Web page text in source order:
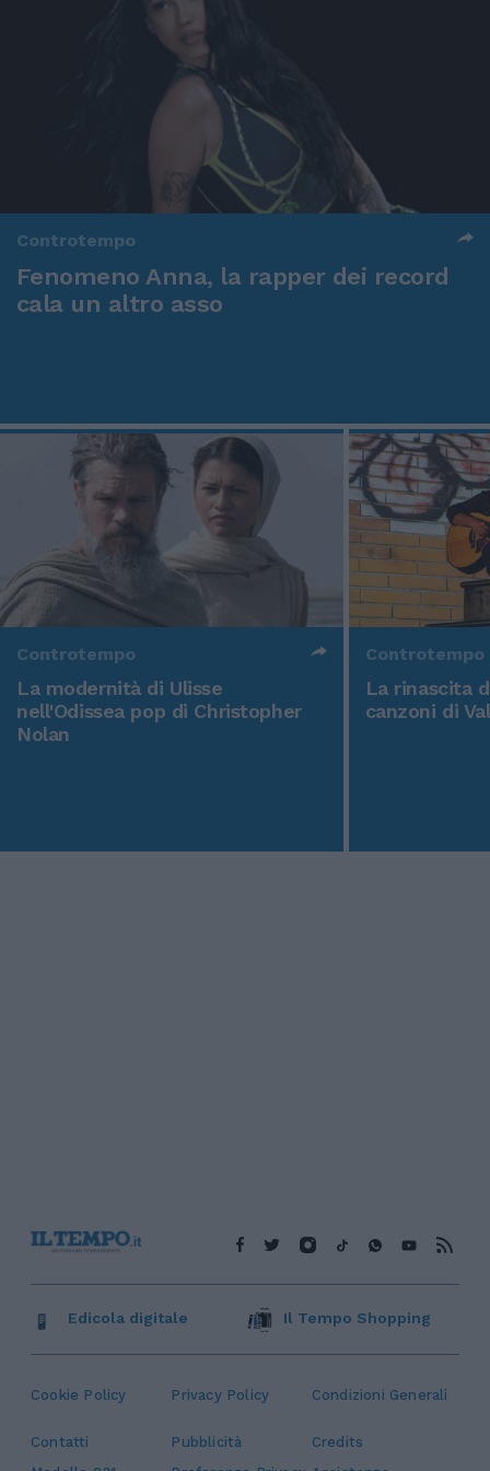
Controtempo
Fenomeno Anna, la rapper dei record
cala un altro asso
Controtempo
La modernità di Ulisse
nell'Odissea pop di Christopher
Nolan
Controtempo
La rinascita
canzoni di
Cookie Policy Privacy Policy Condizioni Generali
Contatti Pubblicità
Credits
Edicola digitale Il Tempo Shopping